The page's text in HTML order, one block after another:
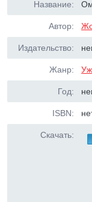
Название:
Автор:
Издательство:
Жанр:
Год:
ISBN:
Скачать: